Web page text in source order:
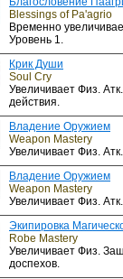
Blessings of Pa'agrio
Временно
Уровень 1.
Крик Души
Soul Cry
Увеличивает Физ.
действия.
Владение Оружием
Weapon Mastery
Увеличивает Физ.
Владение Оружием
Weapon Mastery
Увеличивает Физ.
Экипировка
Robe Mastery
Увеличивает Физ.
доспехов.